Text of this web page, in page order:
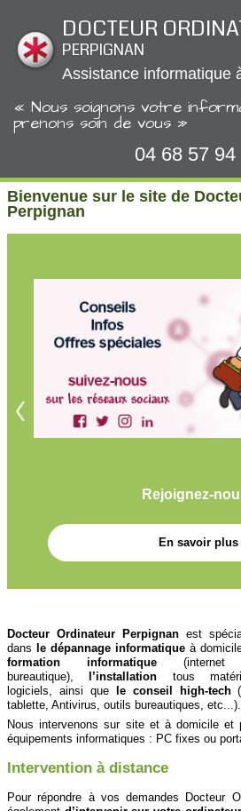
DOCTEUR
PERPIGNAN
Assistance informatique
« Nous soignons votre
prenons soin de vous »
04 68 57 94
Bienvenue sur le site de
Perpignan
Docteur Ordinateur
Plus de renseignements sur
Rejoignez-
En savoir plus
Docteur Ordinateur Perpignan est
dansle dépannage informatique à
formation informatique(internet
bureautique),l’installation tous
logiciels, ainsi que le conseil high-tech
tablette, Antivirus, outils bureautiques, etc...).
Nous intervenons sur site et à domicile et
équipements informatiques : PC fixes ou
Intervention à distance
Pour répondre à vos demandes Docteur